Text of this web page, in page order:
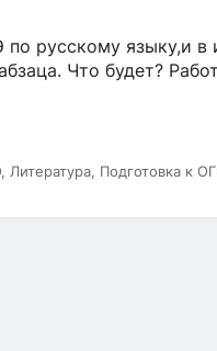
русскому языку,и в
Что будет?
Литература, Подготовка к